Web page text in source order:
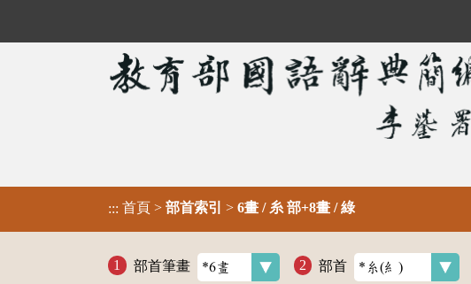
::: 首頁 > 部首索引 > 6畫 / 糸 部+8畫 / 綠
部首筆畫 部首